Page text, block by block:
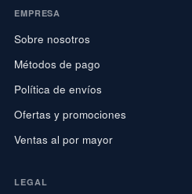
EMPRESA
Sobre nosotros
Métodos de pago
Política de envíos
Ofertas y promociones
Ventas al por mayor
LEGAL